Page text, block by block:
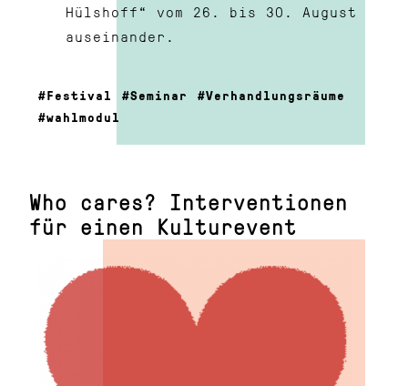
Hülshoff“ vom 26. bis 30. August
auseinander.
Festival Seminar
Verhandlungsräume
wahlmodul
Who cares? Interventionen
für einen Kulturevent